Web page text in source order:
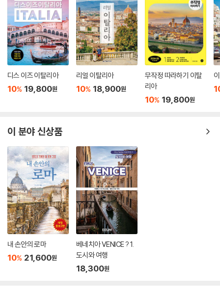
다시 육지로 돌아온 저자는 중부의 토스카나까지 곧장 달려간다. 이곳에서
봐야 할 파스타는 면발이 우동처럼 두꺼운 피치였다. 피치는 한 번도 본 적
없는 파스타라 유명한 지역으로 가는 게 낫겠다 싶어 시에나를 택했지만,
어느 레스토랑을 가나 한결같이 하는 말은 “요즘엔 아무도 손으로 피치를
만들지 않아요.”였다. ‘손으로 만든 파스타’라는 원칙을 포기할 수 없었던
저자는 미련 없이 시에나를 떠나 키우시 마을에 이른다. 하룻밤 묵어갈 생
각에 들른 캠핑장에서 운 좋게도 손으로 피치를 만드는 레스토랑을 발견해
피치는 물론이고, 얇고 넓은 면발이 ‘파르르’ 소리를 내며 입속으로 빨려 들
방망이를 선물로 받는다.
‘음식의 천국’이라 불리는 에밀리아-로마냐 주에서는 가야 할 곳이 이미 정
해져 있었다. 여행 준비 과정에서 봤던 동영상 속의 ‘아메리고 레스토랑’,
그곳에는 거대한 스폴리아(밀가루 반죽을 밀방망이로 최대한 얇게 밀어낸
것)를 능숙하게 밀어내는 안나나니 할머니가 있었다. 저자는 그곳에서 할
머니를 따라 열심히 밀어낸 스폴리아로 배꼽 모양의 파스타 토르텔리니를
만든다. 그리고 주방장 데니스에게 밀가루에 으깬 감자를 넣어 만드는 파
스타 뇨키를 배우고, 그 유명한 볼로네제 소스에 대해서도 정확히 알게 된
다.
그다음 목적지는 스파게티를 즐겨 먹는 북부의 리구리아 주였다. 보글리아
스코 마을의 캠핑장에서 휴식을 취하려던 저자는 사람들의 부추김에 떠밀
디스 이즈 이탈리아
10% 19,800원
리얼 이탈리아
10% 18,900원
무작정 따라하기 이탈
리아
10% 19,800원
이 분야 신상품
내 손안의 로마
10% 21,600원
베네치아 VENICE ? 1.
도시와 여행
18,300원